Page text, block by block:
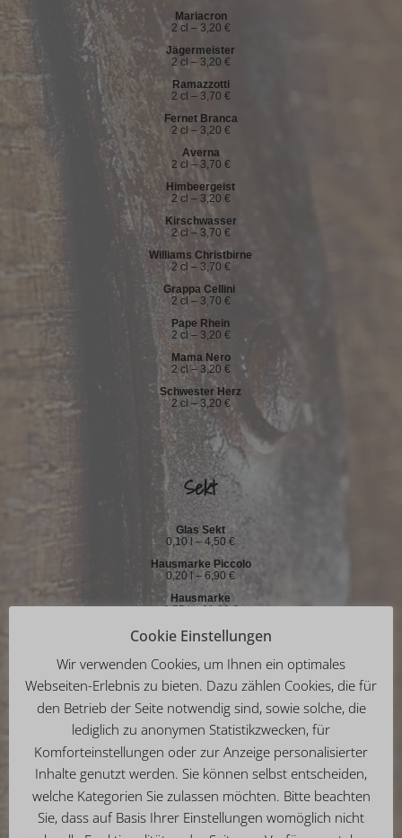
Mariacron
2 cl – 3,20 €
Jägermeister
2 cl – 3,20 €
Ramazzotti
2 cl – 3,70 €
Fernet Branca
2 cl – 3,20 €
Averna
2 cl – 3,70 €
Himbeergeist
2 cl – 3,20 €
Kirschwasser
2 cl – 3,70 €
Williams Christbirne
2 cl – 3,70 €
Grappa Cellini
2 cl – 3,70 €
Pape Rhein
2 cl – 3,20 €
Mama Nero
2 cl – 3,20 €
Schwester Herz
2 cl – 3,20 €
Sekt
Glas Sekt
0,10 l – 4,50 €
Hausmarke Piccolo
0,20 l – 6,90 €
Hausmarke
0,75 l – 21,90 €
Mumm, extra dry
0,20 l – 8,90 €
Mumm, extra dry
0,75 l – 26,90 €
0,20 l – 7,90 €
MM
0,75 l – 23,90 €
Internationale Spirituosen
Cookie Einstellungen
Wir verwenden Cookies, um Ihnen ein optimales
Webseiten-Erlebnis zu bieten. Dazu zählen Cookies, die für
den Betrieb der Seite notwendig sind, sowie solche, die
lediglich zu anonymen Statistikzwecken, für
Komforteinstellungen oder zur Anzeige personalisierter
Inhalte genutzt werden. Sie können selbst entscheiden,
welche Kategorien Sie zulassen möchten. Bitte beachten
Sie, dass auf Basis Ihrer Einstellungen womöglich nicht